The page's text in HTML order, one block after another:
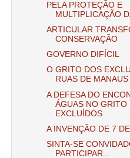
PELA PROTEÇÃO E
MULTIPLICAÇÃO
ARTICULAR
CONSERVAÇÃO
GOVERNO DIFÍCIL
O GRITO DOS
RUAS DE MANAUS
A DEFESA DO
ÁGUAS NO GRITO
EXCLUÍDOS
A INVENÇÃO DE 7
SINTA-SE
PARTICIPAR...